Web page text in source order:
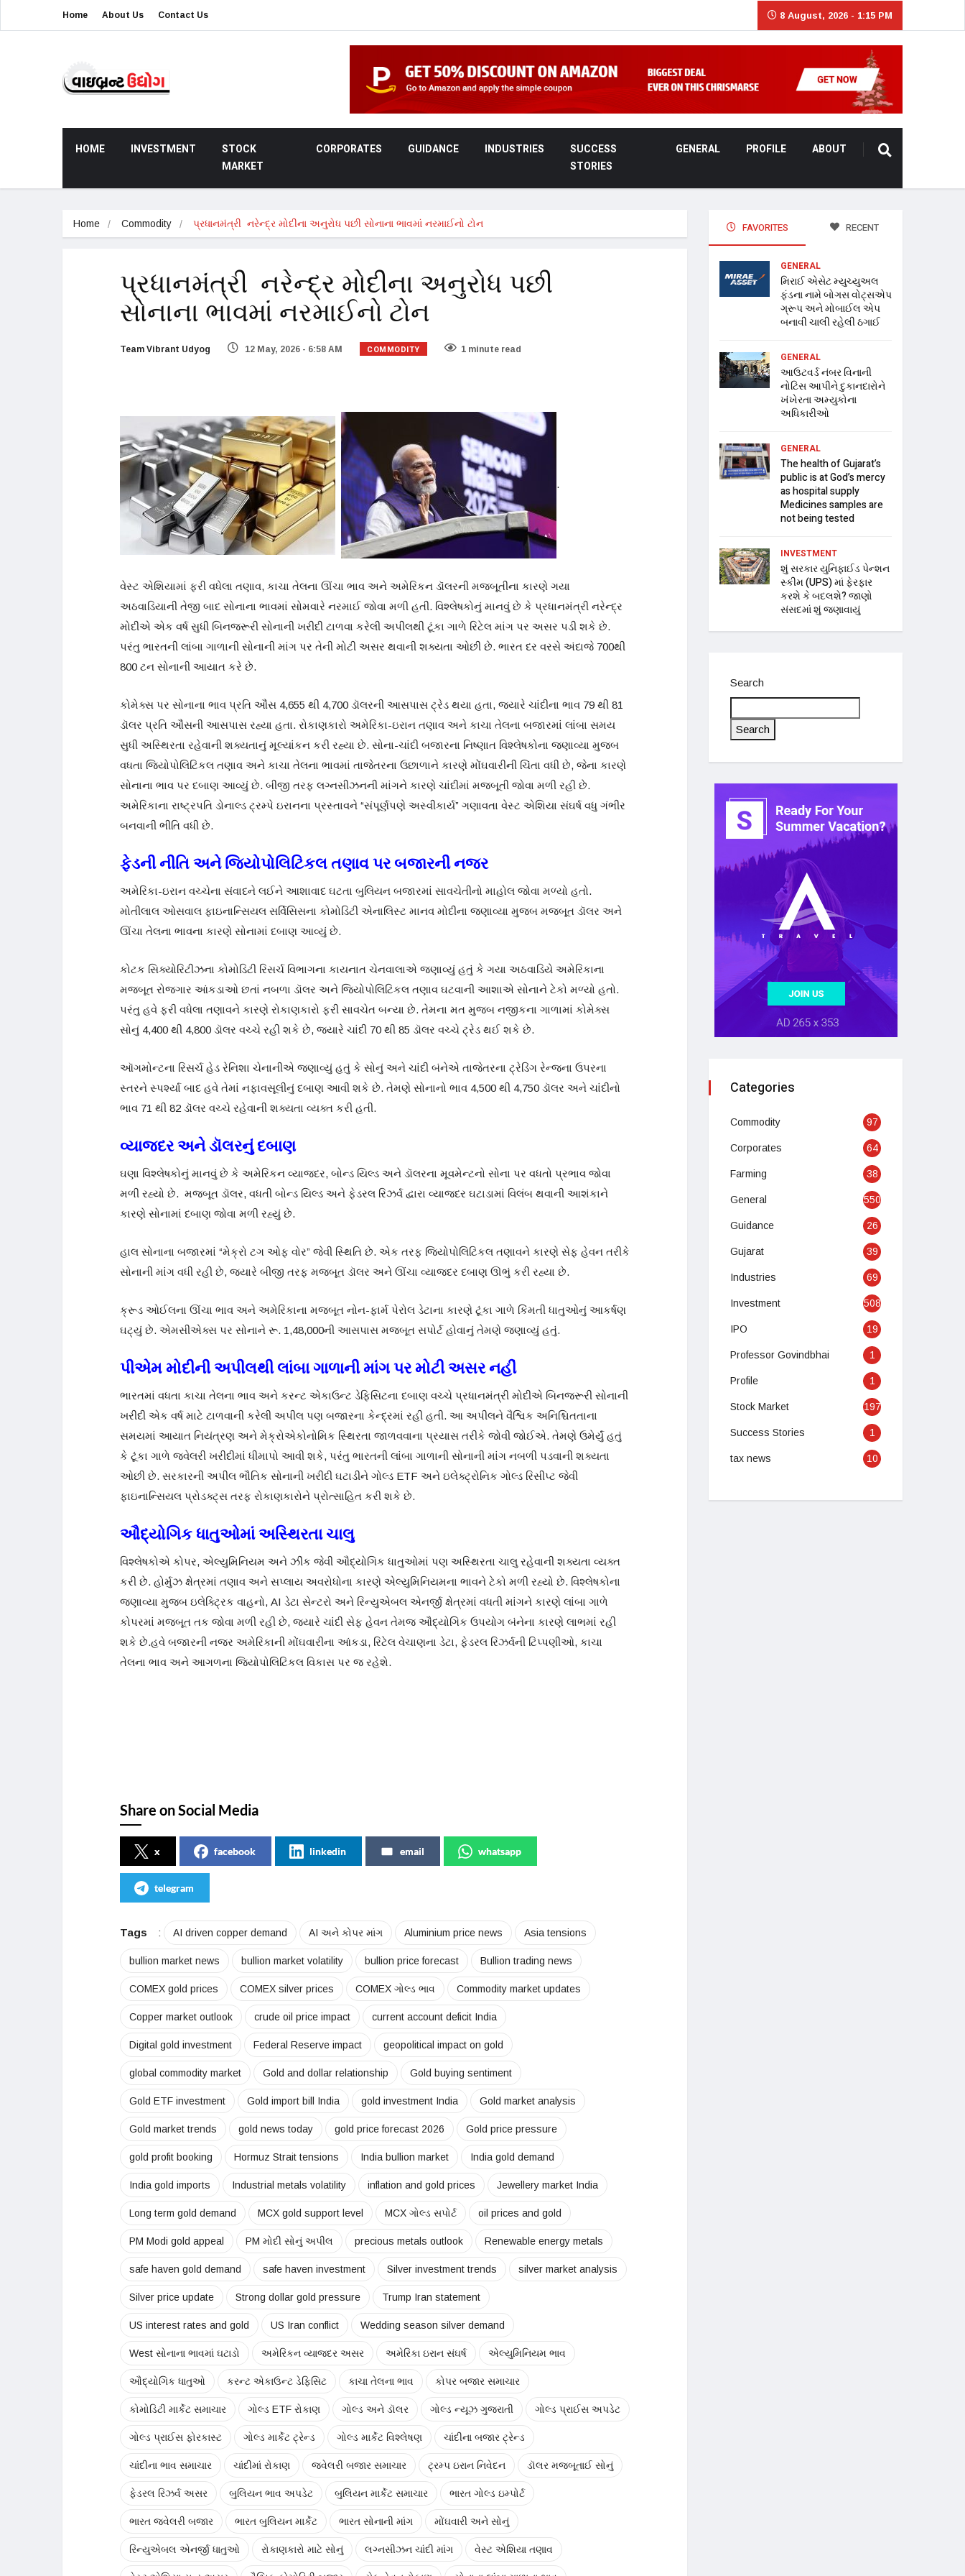
Home About Us Contact Us 8 August, 2026 - 1:15 PM
HOME INVESTMENT
STOCK
MARKET
CORPORATES GUIDANCE INDUSTRIES
SUCCESS
STORIES
GENERAL PROFILE ABOUT
Home Commodity પ્રધાનમંત્રી  નરેન્દ્ર મોદીના અનુરોધ પછી સોનાના ભાવમાં નરમાઈનો ટોન
પ્રધાનમંત્રી નરેન્દ્ર મોદીના અનુરોધ પછી
સોનાના ભાવમાં નરમાઈનો ટોન
Team Vibrant Udyog 12 May, 2026 - 6:58 AM COMMODITY 1 minute read
.
વેસ્ટ એશિયામાં ફરી વધેલા તણાવ, કાચા તેલના ઊંચા ભાવ અને અમેરિકન ડૉલરની મજબૂતીના કારણે ગયા
અઠવાડિયાની તેજી બાદ સોનાના ભાવમાં સોમવારે નરમાઈ જોવા મળી હતી. વિશ્લેષકોનું માનવું છે કે પ્રધાનમંત્રી નરેન્દ્ર
મોદીએ એક વર્ષ સુધી બિનજરૂરી સોનાની ખરીદી ટાળવા કરેલી અપીલથી ટૂંકા ગાળે રિટેલ માંગ પર અસર પડી શકે છે.
પરંતુ ભારતની લાંબા ગાળાની સોનાની માંગ પર તેની મોટી અસર થવાની શક્યતા ઓછી છે. ભારત દર વરસે અંદાજે 700થી
800 ટન સોનાની આયાત કરે છે.
કોમેક્સ પર સોનાના ભાવ પ્રતિ ઔંસ 4,655 થી 4,700 ડૉલરની આસપાસ ટ્રેડ થયા હતા, જ્યારે ચાંદીના ભાવ 79 થી 81
ડૉલર પ્રતિ ઔંસની આસપાસ રહ્યા હતા. રોકાણકારો અમેરિકા-ઇરાન તણાવ અને કાચા તેલના બજારમાં લાંબા સમય
સુધી અસ્થિરતા રહેવાની શક્યતાનું મૂલ્યાંકન કરી રહ્યા છે. સોના-ચાંદી બજારના નિષ્ણાત વિશ્લેષકોના જણાવ્યા મુજબ
વધતા જિયોપોલિટિકલ તણાવ અને કાચા તેલના ભાવમાં તાજેતરના ઉછાળાને કારણે મોંઘવારીની ચિંતા વધી છે, જેના કારણે
સોનાના ભાવ પર દબાણ આવ્યું છે. બીજી તરફ લગ્નસીઝનની માંગને કારણે ચાંદીમાં મજબૂતી જોવા મળી રહી છે.
અમેરિકાના રાષ્ટ્રપતિ ડોનાલ્ડ ટ્રમ્પે ઇરાનના પ્રસ્તાવને “સંપૂર્ણપણે અસ્વીકાર્ય” ગણાવતા વેસ્ટ એશિયા સંઘર્ષ વધુ ગંભીર
બનવાની ભીતિ વધી છે.
ફેડની નીતિ અને જિયોપોલિટિકલ તણાવ પર બજારની નજર
અમેરિકા-ઇરાન વચ્ચેના સંવાદને લઈને આશાવાદ ઘટતા બુલિયન બજારમાં સાવચેતીનો માહોલ જોવા મળ્યો હતો.
મોતીલાલ ઓસવાલ ફાઇનાન્સિયલ સર્વિસિસના કોમોડિટી એનાલિસ્ટ માનવ મોદીના જણાવ્યા મુજબ મજબૂત ડૉલર અને
ઊંચા તેલના ભાવના કારણે સોનામાં દબાણ આવ્યું છે.
કોટક સિક્યોરિટીઝના કોમોડિટી રિસર્ચ વિભાગના કાયનાત ચેનવાલાએ જણાવ્યું હતું કે ગયા અઠવાડિયે અમેરિકાના
મજબૂત રોજગાર આંકડાઓ છતાં નબળા ડૉલર અને જિયોપોલિટિકલ તણાવ ઘટવાની આશાએ સોનાને ટેકો મળ્યો હતો.
પરંતુ હવે ફરી વધેલા તણાવને કારણે રોકાણકારો ફરી સાવચેત બન્યા છે. તેમના મત મુજબ નજીકના ગાળામાં કોમેક્સ
સોનું 4,400 થી 4,800 ડૉલર વચ્ચે રહી શકે છે, જ્યારે ચાંદી 70 થી 85 ડૉલર વચ્ચે ટ્રેડ થઈ શકે છે.
ઑગમોન્ટના રિસર્ચ હેડ રેનિશા ચેનાનીએ જણાવ્યું હતું કે સોનું અને ચાંદી બંનેએ તાજેતરના ટ્રેડિંગ રેન્જના ઉપરના
સ્તરને સ્પર્શ્યા બાદ હવે તેમાં નફાવસૂલીનું દબાણ આવી શકે છે. તેમણે સોનાનો ભાવ 4,500 થી 4,750 ડૉલર અને ચાંદીનો
ભાવ 71 થી 82 ડૉલર વચ્ચે રહેવાની શક્યતા વ્યક્ત કરી હતી.
વ્યાજદર અને ડૉલરનું દબાણ
ઘણા વિશ્લેષકોનું માનવું છે કે અમેરિકન વ્યાજદર, બોન્ડ યિલ્ડ અને ડૉલરના મૂવમેન્ટનો સોના પર વધતો પ્રભાવ જોવા
મળી રહ્યો છે. મજબૂત ડૉલર, વધતી બોન્ડ યિલ્ડ અને ફેડરલ રિઝર્વ દ્વારા વ્યાજદર ઘટાડામાં વિલંબ થવાની આશંકાને
કારણે સોનામાં દબાણ જોવા મળી રહ્યું છે.
હાલ સોનાના બજારમાં “મેક્રો ટગ ઓફ વોર” જેવી સ્થિતિ છે. એક તરફ જિયોપોલિટિકલ તણાવને કારણે સેફ હેવન તરીકે
સોનાની માંગ વધી રહી છે, જ્યારે બીજી તરફ મજબૂત ડૉલર અને ઊંચા વ્યાજદર દબાણ ઊભું કરી રહ્યા છે.
ક્રૂડ ઓઈલના ઊંચા ભાવ અને અમેરિકાના મજબૂત નોન-ફાર્મ પેરોલ ડેટાના કારણે ટૂંકા ગાળે કિંમતી ધાતુઓનું આકર્ષણ
ઘટ્યું છે. એમસીએક્સ પર સોનાને રૂ. 1,48,000ની આસપાસ મજબૂત સપોર્ટ હોવાનું તેમણે જણાવ્યું હતું.
પીએમ મોદીની અપીલથી લાંબા ગાળાની માંગ પર મોટી અસર નહીં
ભારતમાં વધતા કાચા તેલના ભાવ અને કરન્ટ એકાઉન્ટ ડેફિસિટના દબાણ વચ્ચે પ્રધાનમંત્રી મોદીએ બિનજરૂરી સોનાની
ખરીદી એક વર્ષ માટે ટાળવાની કરેલી અપીલ પણ બજારના કેન્દ્રમાં રહી હતી. આ અપીલને વૈશ્વિક અનિશ્ચિતતાના
સમયમાં આયાત નિયંત્રણ અને મેક્રોએકોનોમિક સ્થિરતા જાળવવાના પ્રયાસ તરીકે જોવી જોઈએ. તેમણે ઉમેર્યું હતું
કે ટૂંકા ગાળે જ્વેલરી ખરીદીમાં ધીમાપો આવી શકે, પરંતુ ભારતની લાંબા ગાળાની સોનાની માંગ નબળી પડવાની શક્યતા
ઓછી છે. સરકારની અપીલ ભૌતિક સોનાની ખરીદી ઘટાડીને ગોલ્ડ ETF અને ઇલેક્ટ્રોનિક ગોલ્ડ રિસીપ્ટ જેવી
ફાઇનાન્સિયલ પ્રોડક્ટ્સ તરફ રોકાણકારોને પ્રોત્સાહિત કરી શકે છે.
ઔદ્યોગિક ધાતુઓમાં અસ્થિરતા ચાલુ
વિશ્લેષકોએ કોપર, એલ્યુમિનિયમ અને ઝીંક જેવી ઔદ્યોગિક ધાતુઓમાં પણ અસ્થિરતા ચાલુ રહેવાની શક્યતા વ્યક્ત
કરી છે. હોર્મુઝ ક્ષેત્રમાં તણાવ અને સપ્લાય અવરોધોના કારણે એલ્યુમિનિયમના ભાવને ટેકો મળી રહ્યો છે. વિશ્લેષકોના
જણાવ્યા મુજબ ઇલેક્ટ્રિક વાહનો, AI ડેટા સેન્ટરો અને રિન્યુએબલ એનર્જી ક્ષેત્રમાં વધતી માંગને કારણે લાંબા ગાળે
કોપરમાં મજબૂત તક જોવા મળી રહી છે, જ્યારે ચાંદી સેફ હેવન તેમજ ઔદ્યોગિક ઉપયોગ બંનેના કારણે લાભમાં રહી
શકે છે.હવે બજારની નજર અમેરિકાની મોંઘવારીના આંકડા, રિટેલ વેચાણના ડેટા, ફેડરલ રિઝર્વની ટિપ્પણીઓ, કાચા
તેલના ભાવ અને આગળના જિયોપોલિટિકલ વિકાસ પર જ રહેશે.
Share on Social Media
x facebook linkedin email whatsapp
telegram
Tags : AI driven copper demand AI અને કોપર માંગ Aluminium price news Asia tensions
bullion market news bullion market volatility bullion price forecast Bullion trading news
COMEX gold prices COMEX silver prices COMEX ગોલ્ડ ભાવ Commodity market updates
Copper market outlook crude oil price impact current account deficit India
Digital gold investment Federal Reserve impact geopolitical impact on gold
global commodity market Gold and dollar relationship Gold buying sentiment
Gold ETF investment Gold import bill India gold investment India Gold market analysis
Gold market trends gold news today gold price forecast 2026 Gold price pressure
gold profit booking Hormuz Strait tensions India bullion market India gold demand
India gold imports Industrial metals volatility inflation and gold prices Jewellery market India
Long term gold demand MCX gold support level MCX ગોલ્ડ સપોર્ટ oil prices and gold
PM Modi gold appeal PM મોદી સોનું અપીલ precious metals outlook Renewable energy metals
safe haven gold demand safe haven investment Silver investment trends silver market analysis
Silver price update Strong dollar gold pressure Trump Iran statement
US interest rates and gold US Iran conflict Wedding season silver demand
West સોનાના ભાવમાં ઘટાડો અમેરિકન વ્યાજદર અસર અમેરિકા ઇરાન સંઘર્ષ એલ્યુમિનિયમ ભાવ
ઔદ્યોગિક ધાતુઓ કરન્ટ એકાઉન્ટ ડેફિસિટ કાચા તેલના ભાવ કોપર બજાર સમાચાર
કોમોડિટી માર્કેટ સમાચાર ગોલ્ડ ETF રોકાણ ગોલ્ડ અને ડૉલર ગોલ્ડ ન્યૂઝ ગુજરાતી ગોલ્ડ પ્રાઈસ અપડેટ
ગોલ્ડ પ્રાઈસ ફોરકાસ્ટ ગોલ્ડ માર્કેટ ટ્રેન્ડ ગોલ્ડ માર્કેટ વિશ્લેષણ ચાંદીના બજાર ટ્રેન્ડ
ચાંદીના ભાવ સમાચાર ચાંદીમાં રોકાણ જ્વેલરી બજાર સમાચાર ટ્રમ્પ ઇરાન નિવેદન ડૉલર મજબૂતાઈ સોનું
ફેડરલ રિઝર્વ અસર બુલિયન ભાવ અપડેટ બુલિયન માર્કેટ સમાચાર ભારત ગોલ્ડ ઇમ્પોર્ટ
ભારત જ્વેલરી બજાર ભારત બુલિયન માર્કેટ ભારત સોનાની માંગ મોંઘવારી અને સોનું
રિન્યુએબલ એનર્જી ધાતુઓ રોકાણકારો માટે સોનું લગ્નસીઝન ચાંદી માંગ વેસ્ટ એશિયા તણાવ
FAVORITES RECENT
GENERAL
મિરાઈ એસેટ મ્યુચ્યુઅલ
ફંડના નામે બોગસ વોટ્સએપ
ગ્રૂપ અને મોબાઈલ એપ
બનાવી ચાલી રહેલી ઠગાઈ
GENERAL
આઉટવર્ડ નંબર વિનાની
નોટિસ આપીને દુકાનદારોને
ખંખેરતા અમ્યુકોના
અધિકારીઓ
GENERAL
The health of Gujarat’s
public is at God’s mercy
as hospital supply
Medicines samples are
not being tested
INVESTMENT
શું સરકાર યુનિફાઈડ પેન્શન
સ્કીમ (UPS) માં ફેરફાર
કરશે કે બદલશે? જાણો
સંસદમાં શું જણાવાયું
Search
Search
Categories
Commodity 97
Corporates 64
Farming 38
General 550
Guidance 26
Gujarat 39
Industries 69
Investment 508
IPO 19
Professor Govindbhai 1
Profile 1
Stock Market 197
Success Stories 1
tax news 10